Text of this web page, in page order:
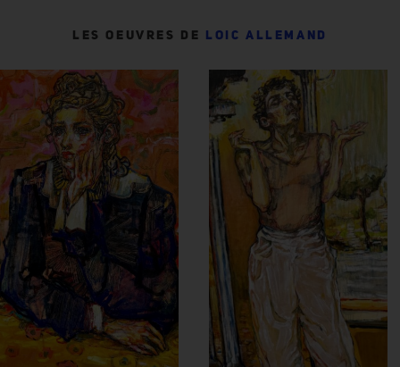
LES OEUVRES DE LOIC ALLEMAND